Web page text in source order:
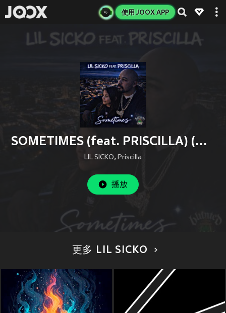
使用 JOOX APP
SOMETIMES (feat. PRISCILLA) (Explicit)
LIL SICKO, Priscilla
播放
更多 LIL SICKO